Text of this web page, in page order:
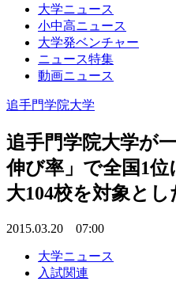
大学ニュース
小中高ニュース
大学発ベンチャー
ニュース特集
動画ニュース
追手門学院大学
追手門学院大学が
伸び率」で全国1
大104校を対象とし
2015.03.20 07:00
大学ニュース
入試関連